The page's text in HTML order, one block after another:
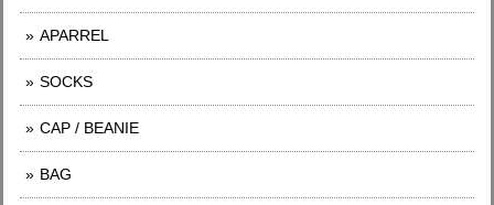
APARREL
SOCKS
CAP / BEANIE
BAG